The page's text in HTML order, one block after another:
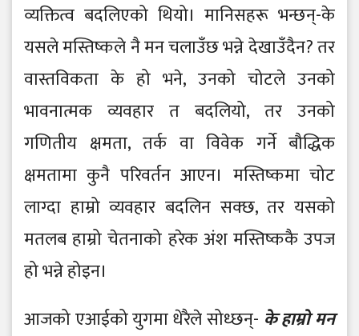
व्यक्तित्व बदलिएको थियो। मानिसहरू भन्छन्-के
यसले मस्तिष्कले नै मन चलाउँछ भन्ने देखाउँदैन? तर
वास्तविकता के हो भने, उनको चोटले उनको
भावनात्मक व्यवहार त बदलियो, तर उनको
गणितीय क्षमता, तर्क वा विवेक गर्ने बौद्धिक
क्षमतामा कुनै परिवर्तन आएन। मस्तिष्कमा चोट
लाग्दा हाम्रो व्यवहार बदलिन सक्छ, तर यसको
मतलब हाम्रो चेतनाको हरेक अंश मस्तिष्ककै उपज
हो भन्ने होइन।
आजको एआईको युगमा धेरैले सोध्छन्- के हाम्रो मन